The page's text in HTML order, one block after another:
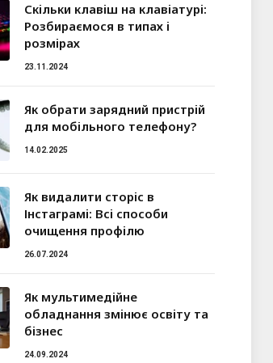
Скільки клавіш на клавіатурі:
Розбираємося в типах і
розмірах
23.11.2024
Як обрати зарядний пристрій
для мобільного телефону?
14.02.2025
Як видалити сторіс в
Інстаграмі: Всі способи
очищення профілю
26.07.2024
Як мультимедійне
обладнання змінює освіту та
бізнес
24.09.2024